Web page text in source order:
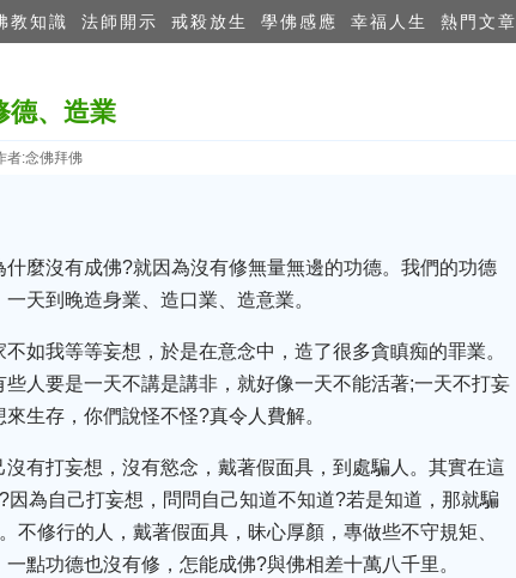
教知識 法師開示 戒殺放生 學佛感應 幸福人生 熱門文章
德、造業
者:念佛拜佛
麼沒有成佛?就因為沒有修無量無邊的功德。我們的功德
天到晚造身業、造口業、造意業。
如我等等妄想，於是在意念中，造了很多貪瞋痴的罪業。
人要是一天不講是講非，就好像一天不能活著;一天不打妄
生存，你們說怪不怪?真令人費解。
有打妄想，沒有慾念，戴著假面具，到處騙人。其實在這
為自己打妄想，問問自己知道不知道?若是知道，那就騙
修行的人，戴著假面具，昧心厚顏，專做些不守規矩、
點功德也沒有修，怎能成佛?與佛相差十萬八千里。